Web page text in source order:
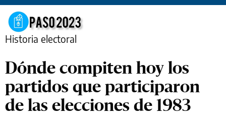
Historia electoral
Dónde compiten hoy los
partidos que participaron
de las elecciones de 1983